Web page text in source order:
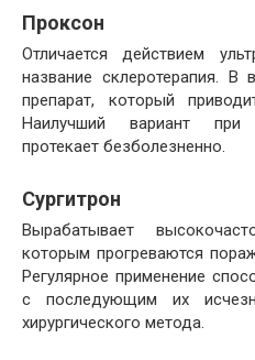
Проксон
Отличается действием
название склеротерапия. В
препарат, который
Наилучший вариант при
протекает безболезненно.
Сургитрон
Вырабатывает
которым прогреваются
Регулярное применение
с последующим их
хирургического метода.